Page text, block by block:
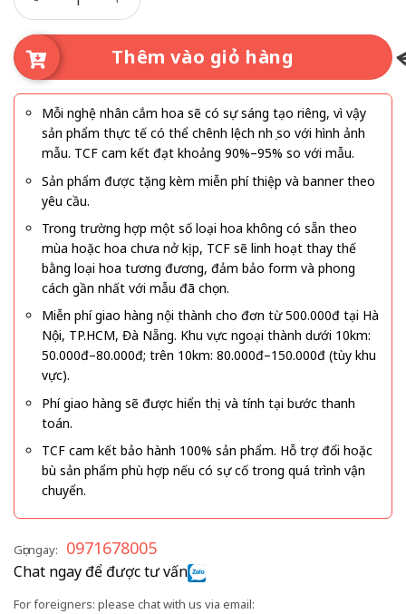
Thêm vào giỏ hàng
Mỗi nghệ nhân cắm hoa sẽ có sự sáng tạo riêng, vì vậy
sản phẩm thực tế có thể chênh lệch nhẹ so với hình ảnh
mẫu. TCF cam kết đạt khoảng 90%–95% so với mẫu.
Sản phẩm được tặng kèm miễn phí thiệp và banner theo
yêu cầu.
Trong trường hợp một số loại hoa không có sẵn theo
mùa hoặc hoa chưa nở kịp, TCF sẽ linh hoạt thay thế
bằng loại hoa tương đương, đảm bảo form và phong
cách gần nhất với mẫu đã chọn.
Miễn phí giao hàng nội thành cho đơn từ 500.000đ tại Hà
Nội, TP.HCM, Đà Nẵng. Khu vực ngoại thành dưới 10km:
50.000đ–80.000đ; trên 10km: 80.000đ–150.000đ (tùy khu
vực).
Phí giao hàng sẽ được hiển thị và tính tại bước thanh
toán.
TCF cam kết bảo hành 100% sản phẩm. Hỗ trợ đổi hoặc
bù sản phẩm phù hợp nếu có sự cố trong quá trình vận
chuyển.
Gọi ngay: 0971678005
Chat ngay để được tư vấn
For foreigners: please chat with us via email: